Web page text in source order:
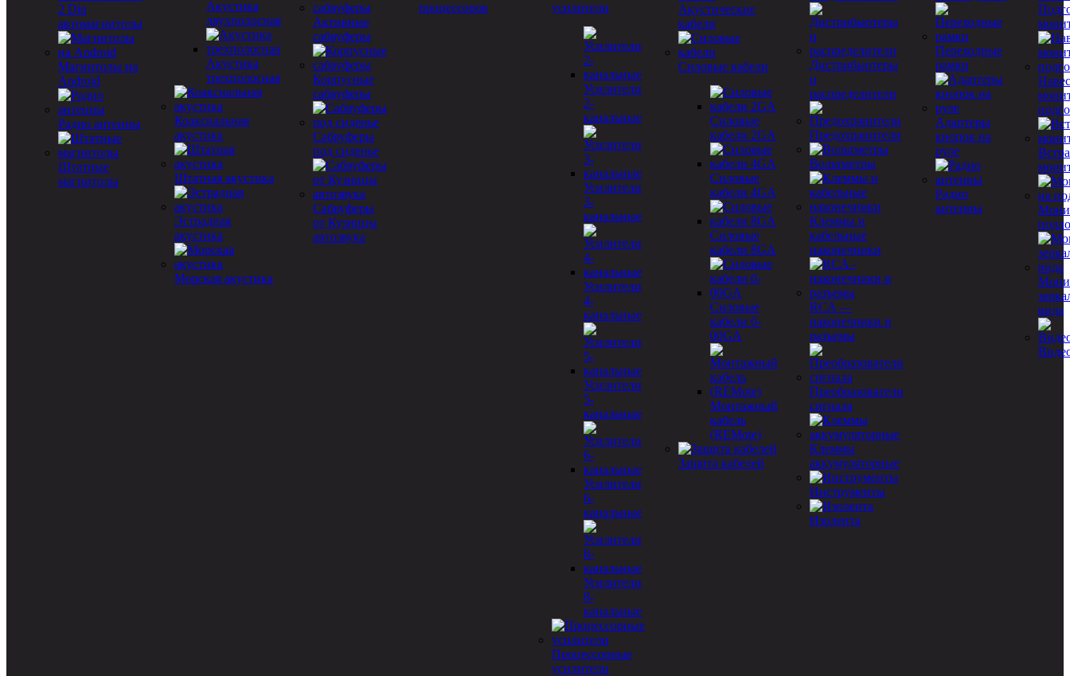
2 Din
автомагнитолы
Магнитолы на
Android
Радио антенны
Штатные
магнитолы
Акустика
двухполосная
Акустика
трехполосная
Коаксиальная
акустика
Штатная акустика
Эстрадная
акустика
Морская акустика
Активные
сабвуферы
Корпусные
сабвуферы
Сабвуферы
под сиденье
Сабвуферы
от Кузницы
автозвука
процессоров
усилители
Усилители
2-
канальные
Усилители
3-
канальные
Усилители
4-
канальные
Усилители
5-
канальные
Усилители
6-
канальные
Усилители
8-
канальные
Процессорные
усилители
Акустические
кабели
Силовые кабели
Силовые
кабели 2GA
Силовые
кабели 4GA
Силовые
кабели 8GA
Силовые
кабели 0-
00GA
Монтажный
кабель
(REMote)
Защита кабелей
Дистрибьютеры
и
распределители
Предохранители
Вольтметры
Клеммы и
кабельные
наконечники
RCA —
наконечники и
разъемы
Преобразователи
сигнала
Клеммы
аккумуляторные
Инструменты
Изолента
Переходные
рамки
Адаптеры
кнопок на
руле
Радио
антенны
вида